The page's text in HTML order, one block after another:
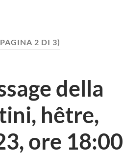
2 DI 3)
della
hêtre,
ore 18:00